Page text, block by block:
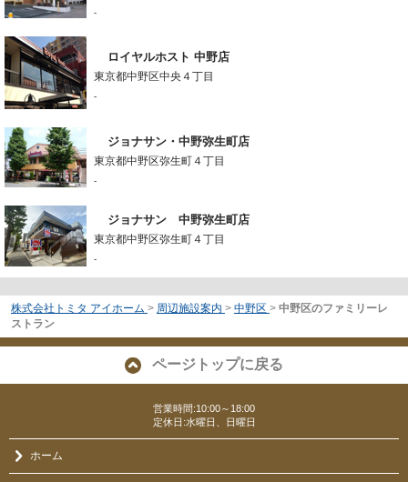
-
ロイヤルホスト 中野店
東京都中野区中央４丁目
-
ジョナサン・中野弥生町店
東京都中野区弥生町４丁目
-
ジョナサン 中野弥生町店
東京都中野区弥生町４丁目
-
株式会社トミタ アイホーム > 周辺施設案内 > 中野区 > 中野区のファミリーレ
ストラン
ページトップに戻る
営業時間:10:00～18:00
定休日:水曜日、日曜日
ホーム